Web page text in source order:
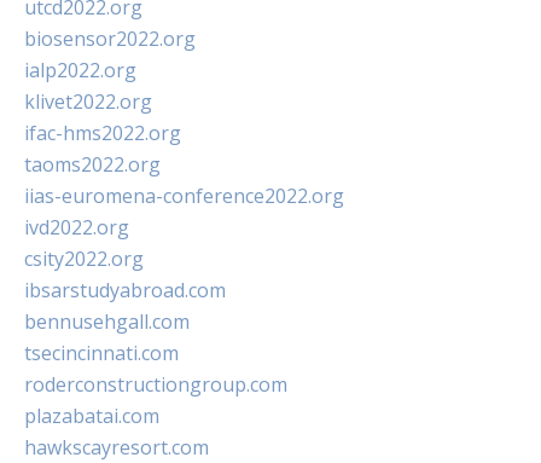
utcd2022.org
biosensor2022.org
ialp2022.org
klivet2022.org
ifac-hms2022.org
taoms2022.org
iias-euromena-conference2022.org
ivd2022.org
csity2022.org
ibsarstudyabroad.com
bennusehgall.com
tsecincinnati.com
roderconstructiongroup.com
plazabatai.com
hawkscayresort.com